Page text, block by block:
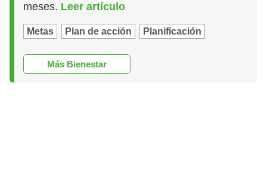
meses. Leer artículo
Metas Plan de acción Planificación
Más Bienestar